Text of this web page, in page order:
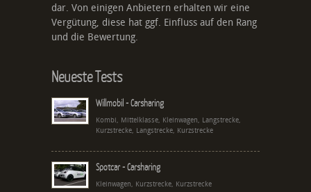
dar. Von einigen Anbietern erhalten wir eine
Vergütung, diese hat ggf. Einfluss auf den Rang
und die Bewertung.
Neueste Tests
Willmobil - Carsharing
Kombi, Mittelklasse, Kleinwagen, Langstrecke,
Kurzstrecke, Langstrecke, Kurzstrecke
Spotcar - Carsharing
Kleinwagen, Kurzstrecke, Kurzstrecke